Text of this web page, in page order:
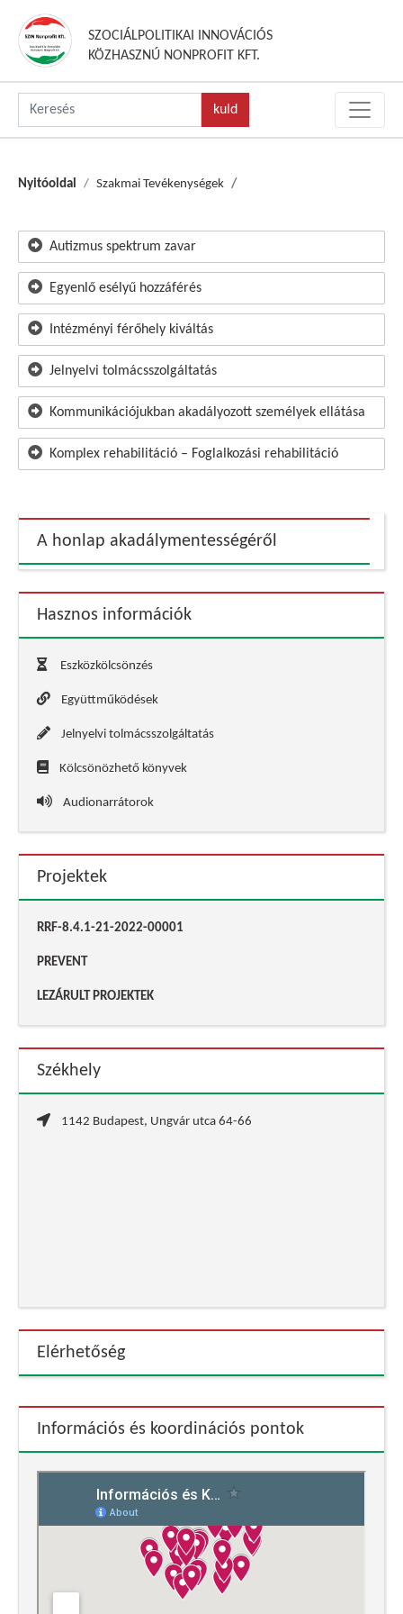
SZOCIÁLPOLITIKAI INNOVÁCIÓS
KÖZHASZNÚ NONPROFIT KFT.
Nyitóoldal Szakmai Tevékenységek
Autizmus spektrum zavar
Egyenlő esélyű hozzáférés
Intézményi férőhely kiváltás
Jelnyelvi tolmácsszolgáltatás
Kommunikációjukban akadályozott személyek ellátása
Komplex rehabilitáció – Foglalkozási rehabilitáció
A honlap akadálymentességéről
Hasznos információk
Eszközkölcsönzés
Együttműködések
Jelnyelvi tolmácsszolgáltatás
Kölcsönözhető könyvek
Audionarrátorok
Projektek
RRF-8.4.1-21-2022-00001
PREVENT
LEZÁRULT PROJEKTEK
Székhely
1142 Budapest, Ungvár utca 64-66
Elérhetőség
Információs és koordinációs pontok